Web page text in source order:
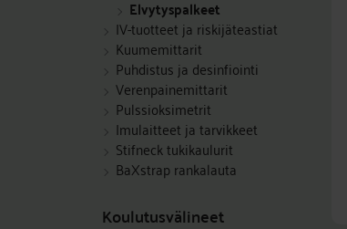
Elvytyspalkeet
IV-tuotteet ja riskijäteastiat
Kuumemittarit
Puhdistus ja desinfiointi
Verenpainemittarit
Pulssioksimetrit
Imulaitteet ja tarvikkeet
Stifneck tukikaulurit
BaXstrap rankalauta
Koulutusvälineet